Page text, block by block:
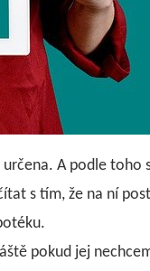
A podle
s tím, že na ní
pokud jej